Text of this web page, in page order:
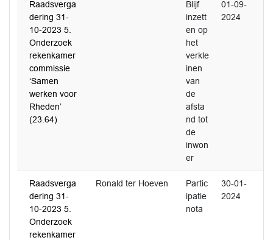
Raadsverga
dering 31-
10-2023 5.
Onderzoek
rekenkamer
commissie
‘Samen
werken voor
Rheden’
(23.64)
Blijf
inzett
en op
het
verkle
inen
van
de
afsta
nd tot
de
inwon
er
01-09-
2024
Raadsverga
dering 31-
10-2023 5.
Onderzoek
rekenkamer
Ronald ter Hoeven
Partic
ipatie
nota
30-01-
2024